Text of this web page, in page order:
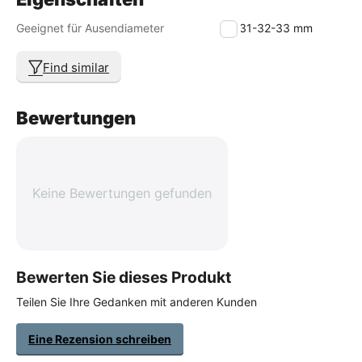
Geeignet für Ausendiameter 30-31-32-33 mm
Find similar
Bewertungen
Keine Bewertungen gefunden
Bewerten Sie dieses Produkt
Teilen Sie Ihre Gedanken mit anderen Kunden
Eine Rezension schreiben